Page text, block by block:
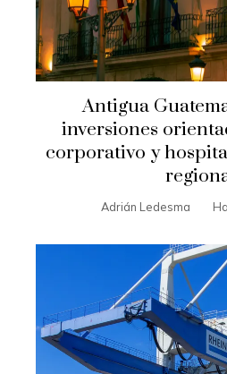
Antigua
inversiones
corporativo y
Adrián Ledesma